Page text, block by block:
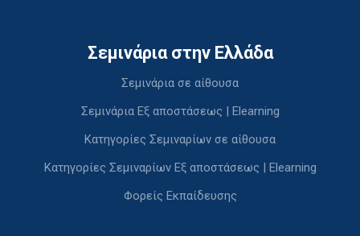
Σεμινάρια στην Ελλάδα
Σεμινάρια σε αίθουσα
Σεμινάρια Εξ αποστάσεως | Elearning
Κατηγορίες Σεμιναρίων σε αίθουσα
Κατηγορίες Σεμιναρίων Εξ αποστάσεως | Elearning
Φορείς Εκπαίδευσης